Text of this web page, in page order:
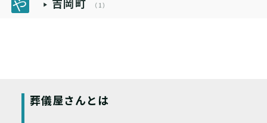
吉岡町 （1）
葬儀屋さんとは